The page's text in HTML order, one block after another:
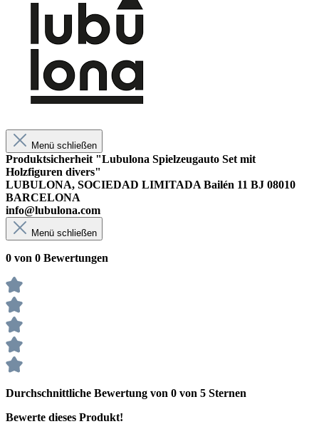
Menü schließen
Produktsicherheit "Lubulona Spielzeugauto Set mit
Holzfiguren divers"
LUBULONA, SOCIEDAD LIMITADA Bailén 11 BJ 08010
BARCELONA
info@lubulona.com
Menü schließen
0 von 0 Bewertungen
Durchschnittliche Bewertung von 0 von 5 Sternen
Bewerte dieses Produkt!